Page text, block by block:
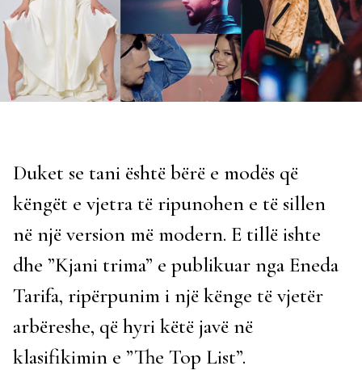
Duket se tani është bërë e modës që
këngët e vjetra të ripunohen e të sillen
në një version më modern. E tillë ishte
dhe ”Kjani trima” e publikuar nga Eneda
Tarifa, ripërpunim i një kënge të vjetër
arbëreshe, që hyri këtë javë në
klasifikimin e ”The Top List”.